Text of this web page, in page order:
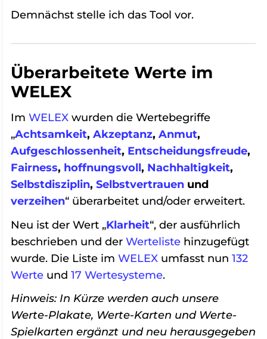
Demnächst stelle ich das Tool vor.
Überarbeitete Werte im
WELEX
Im WELEX wurden die Wertebegriffe
„Achtsamkeit, Akzeptanz, Anmut,
Aufgeschlossenheit, Entscheidungsfreude,
Fairness, hoffnungsvoll, Nachhaltigkeit,
Selbstdisziplin, Selbstvertrauen und
verzeihen“ überarbeitet und/oder erweitert.
Neu ist der Wert „Klarheit“, der ausführlich
beschrieben und der Werteliste hinzugefügt
wurde. Die Liste im WELEX umfasst nun 132
Werte und 17 Wertesysteme.
Hinweis: In Kürze werden auch unsere
Werte-Plakate, Werte-Karten und Werte-
Spielkarten ergänzt und neu herausgegeben